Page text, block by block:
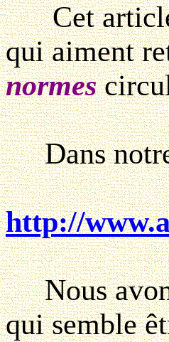
Cet article
qui aiment
normes
Dans
http://
Nous
qui semble